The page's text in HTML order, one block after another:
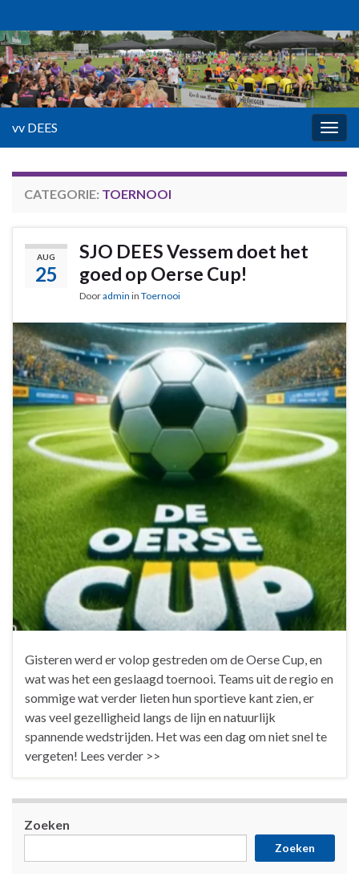
vv DEES
CATEGORIE: TOERNOOI
AUG
25
SJO DEES Vessem doet het
goed op Oerse Cup!
Dooradmin in Toernooi
Gisteren werd er volop gestreden om de Oerse Cup, en
wat was het een geslaagd toernooi. Teams uit de regio en
sommige wat verder lieten hun sportieve kant zien, er
was veel gezelligheid langs de lijn en natuurlijk
spannende wedstrijden. Het was een dag om niet snel te
vergeten! Lees verder >>
Zoeken
Zoeken